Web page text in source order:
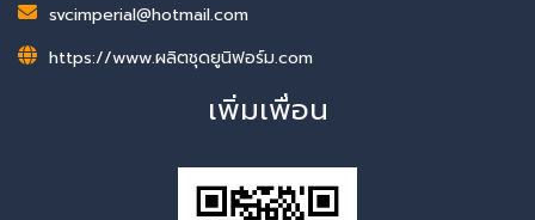
svcimperial@hotmail.com
https://www.ผลิตชุดยูนิฟอร์ม.com
เพิ่มเพื่อน